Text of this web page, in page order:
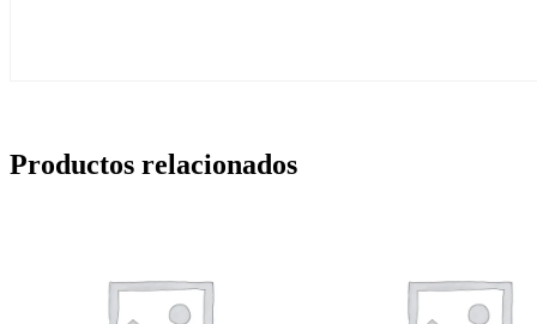
Productos relacionados